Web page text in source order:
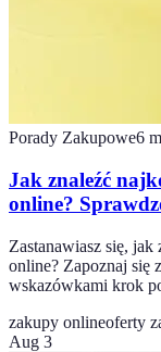
Porady Zakupowe6
Jak znaleźć
online?
Zastanawiasz się,
online? Zapoznaj się
wskazówkami krok
zakupy onlineoferty
Aug 3